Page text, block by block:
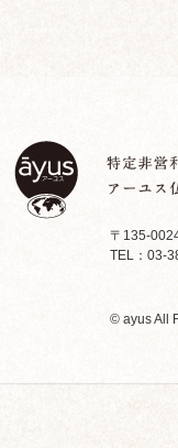
〒135-
TEL：03-
© ayus All